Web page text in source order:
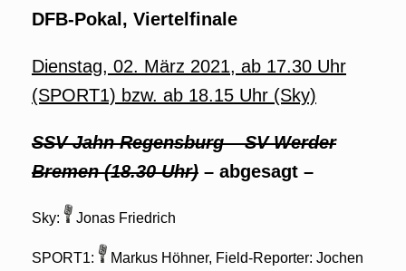
DFB-Pokal, Viertelfinale
Dienstag, 02. März 2021, ab 17.30 Uhr
(SPORT1) bzw. ab 18.15 Uhr (Sky)
SSV Jahn Regensburg – SV Werder
Bremen (18.30 Uhr) – abgesagt –
Sky: Jonas Friedrich
SPORT1:
Markus Höhner, Field-Reporter: Jochen